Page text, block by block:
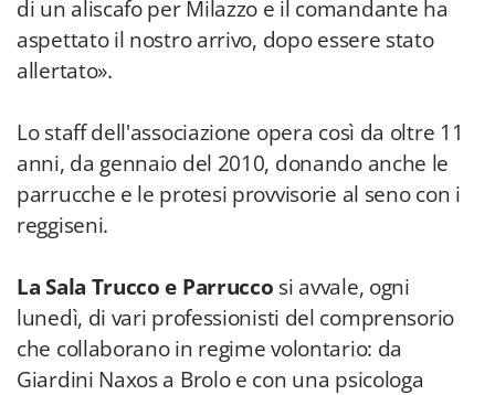
di un aliscafo per Milazzo e il comandante ha
aspettato il nostro arrivo, dopo essere stato
allertato».
Lo staff dell'associazione opera così da oltre 11
anni, da gennaio del 2010, donando anche le
parrucche e le protesi provvisorie al seno con i
reggiseni.
La Sala Trucco e Parrucco si avvale, ogni
lunedì, di vari professionisti del comprensorio
che collaborano in regime volontario: da
Giardini Naxos a Brolo e con una psicologa